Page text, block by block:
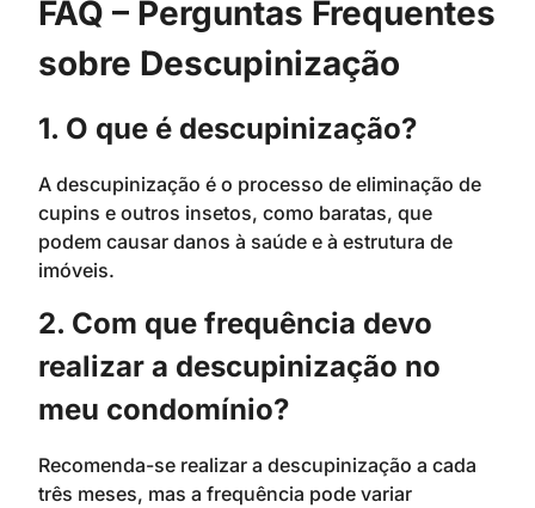
FAQ – Perguntas Frequentes
sobre Descupinização
1. O que é descupinização?
A descupinização é o processo de eliminação de
cupins e outros insetos, como baratas, que
podem causar danos à saúde e à estrutura de
imóveis.
2. Com que frequência devo
realizar a descupinização no
meu condomínio?
Recomenda-se realizar a descupinização a cada
três meses, mas a frequência pode variar